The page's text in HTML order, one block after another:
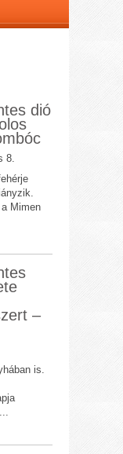
dió
8.
Mimen
–
is.